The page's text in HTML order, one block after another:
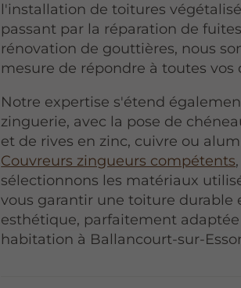
l'installation de toitures
passant par la réparation de
rénovation de gouttières, nous
mesure de répondre à toutes vos
Notre expertise s'étend
zinguerie, avec la pose de
et de rives en zinc, cuivre ou
Couvreurs zingueurs compétents
sélectionnons les matériaux
vous garantir une toiture durable
esthétique, parfaitement
habitation à Ballancourt-sur-